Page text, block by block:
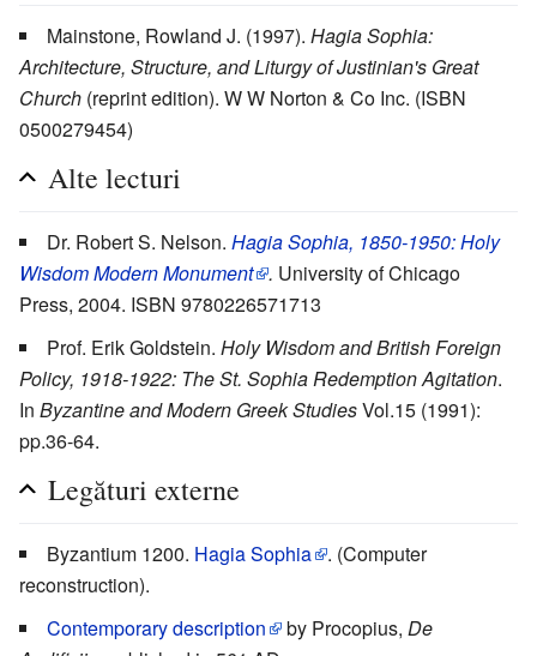
Mainstone, Rowland J. (1997). Hagia Sophia:
Architecture, Structure, and Liturgy of Justinian's Great
Church (reprint edition). W W Norton & Co Inc. (ISBN
0500279454)
Alte lecturi
Dr. Robert S. Nelson. Hagia Sophia, 1850-1950: Holy
Wisdom Modern Monument . University of Chicago
Press, 2004. ISBN 9780226571713
Prof. Erik Goldstein. Holy Wisdom and British Foreign
Policy, 1918-1922: The St. Sophia Redemption Agitation.
In Byzantine and Modern Greek StudiesVol.15 (1991):
pp.36-64.
Legături externe
Byzantium 1200. Hagia Sophia
. (Computer
reconstruction).
Contemporary description
by Procopius, De